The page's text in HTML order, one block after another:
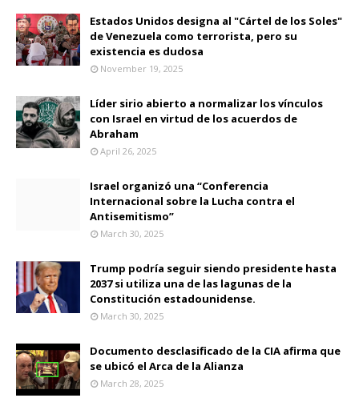
Estados Unidos designa al "Cártel de los Soles"
de Venezuela como terrorista, pero su
existencia es dudosa
November 19, 2025
Líder sirio abierto a normalizar los vínculos
con Israel en virtud de los acuerdos de
Abraham
April 26, 2025
Israel organizó una “Conferencia
Internacional sobre la Lucha contra el
Antisemitismo”
March 30, 2025
Trump podría seguir siendo presidente hasta
2037 si utiliza una de las lagunas de la
Constitución estadounidense.
March 30, 2025
Documento desclasificado de la CIA afirma que
se ubicó el Arca de la Alianza
March 28, 2025